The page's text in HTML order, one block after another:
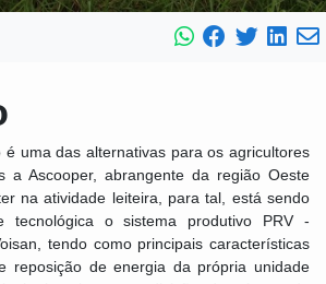
é uma das alternativas para os agricultores
a Ascooper, abrangente da região Oeste
na atividade leiteira, para tal, está sendo
tecnológica o sistema produtivo PRV -
tendo como principais características
reposição de energia da própria unidade